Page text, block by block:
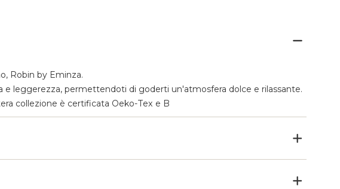
Robin by Eminza.
leggerezza, permettendoti di goderti un'atmosfera dolce e rilassante.
collezione è certificata Oeko-Tex e B